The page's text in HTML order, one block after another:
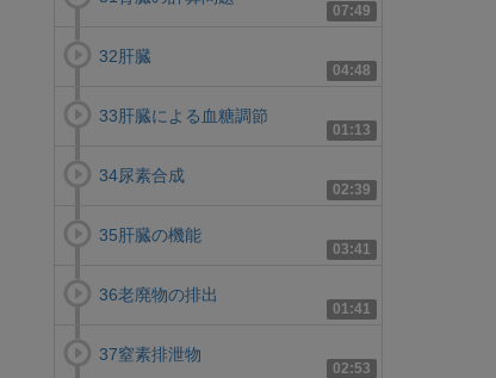
07:49
04:48
32肝臓
01:13
33肝臓による血糖調節
02:39
34尿素合成
03:41
35肝臓の機能
01:41
36老廃物の排出
02:53
37窒素排泄物